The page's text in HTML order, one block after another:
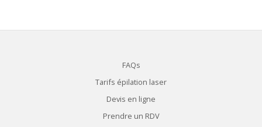
FAQs
Tarifs épilation laser
Devis en ligne
Prendre un RDV